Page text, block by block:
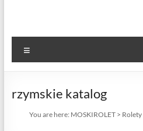
ramkowe i
drzwiowe
rzymskie katalog
You are here: MOSKIROLET > Rolety